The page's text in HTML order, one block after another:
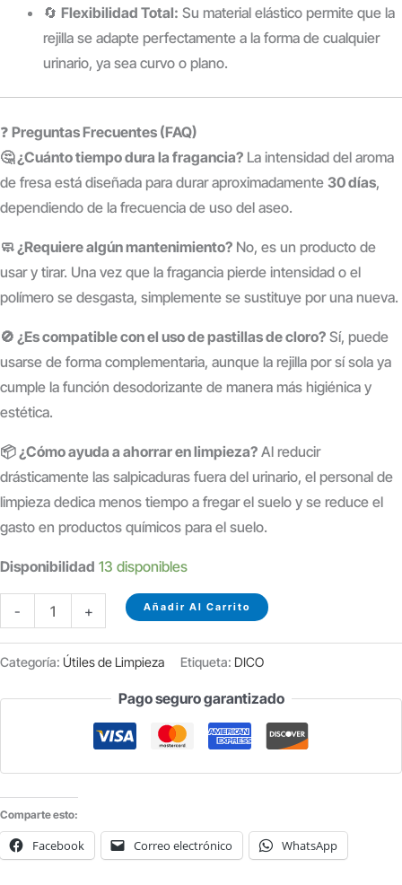
🔄 Flexibilidad Total: Su material elástico permite que la
rejilla se adapte perfectamente a la forma de cualquier
urinario, ya sea curvo o plano.
❓ Preguntas Frecuentes (FAQ)
🤔 ¿Cuánto tiempo dura la fragancia? La intensidad del aroma
de fresa está diseñada para durar aproximadamente 30 días,
dependiendo de la frecuencia de uso del aseo.
🧼 ¿Requiere algún mantenimiento? No, es un producto de
usar y tirar. Una vez que la fragancia pierde intensidad o el
polímero se desgasta, simplemente se sustituye por una nueva.
🚫 ¿Es compatible con el uso de pastillas de cloro? Sí, puede
usarse de forma complementaria, aunque la rejilla por sí sola ya
cumple la función desodorizante de manera más higiénica y
estética.
📦 ¿Cómo ayuda a ahorrar en limpieza? Al reducir
drásticamente las salpicaduras fuera del urinario, el personal de
limpieza dedica menos tiempo a fregar el suelo y se reduce el
gasto en productos químicos para el suelo.
Disponibilidad 13 disponibles
-
REJILLA
DESODORIZANTE
PARA
OLOR
+ Añadir Al Carrito
Categoría: Útiles de Limpieza Etiqueta: DICO
Pago seguro garantizado
Comparte esto:
Facebook Correo electrónico WhatsApp